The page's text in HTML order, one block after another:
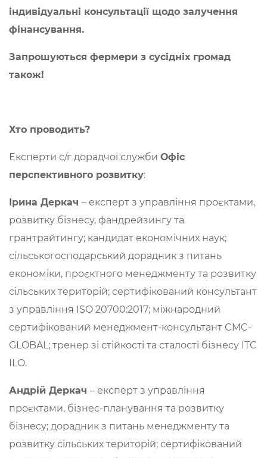
індивідуальні консультації щодо залучення
фінансування.
Запрошуються фермери з сусідніх громад
також!
Хто проводить?
Експерти с/г дорадчої служби Офіс
перспективного розвитку:
Ірина Деркач – експерт з управління проєктами,
розвитку бізнесу, фандрейзингу та
грантрайтингу; кандидат економічних наук;
сільськогосподарський дорадник з питань
економіки, проєктного менеджменту та розвитку
сільських територій; сертифікований консультант
з управління ISO 20700:2017; міжнародний
сертифікований менеджмент-консультант CMC-
GLOBAL; тренер зі стійкості та сталості бізнесу ITC
ILO.
Андрій Деркач – експерт з управління
проєктами, бізнес-планування та розвитку
бізнесу; дорадник з питань менеджменту та
розвитку сільських територій; сертифікований